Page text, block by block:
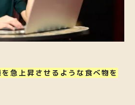
急上昇させるような食べ物を